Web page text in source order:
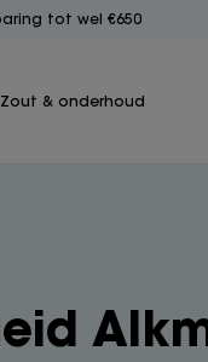
tot wel €650
Zout & onderhoud